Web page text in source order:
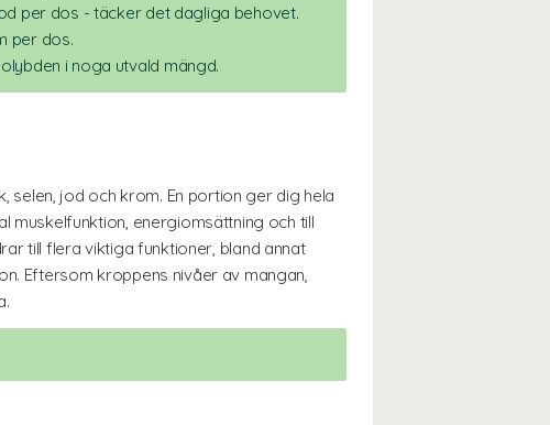
per dos - täcker det dagliga behovet.
per dos.
i noga utvald mängd.
selen, jod och krom. En portion ger dig hela
muskelfunktion, energiomsättning och till
till flera viktiga funktioner, bland annat
Eftersom kroppens nivåer av mangan,